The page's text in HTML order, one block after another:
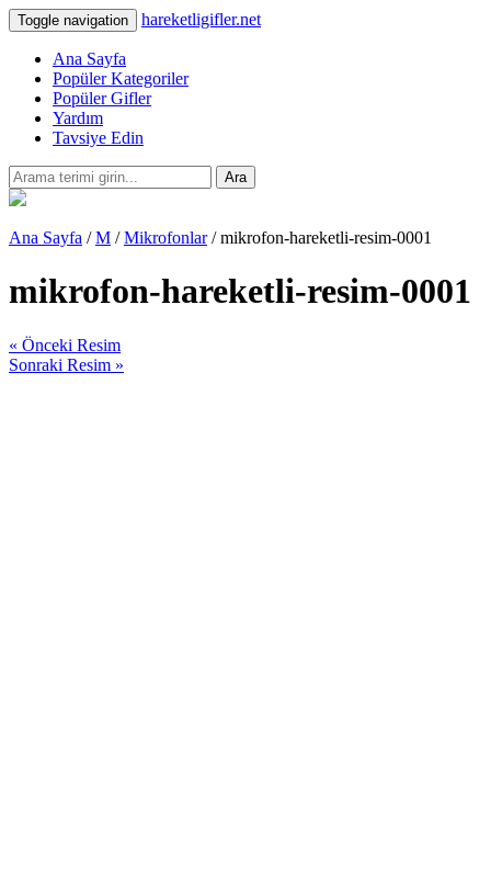
Toggle navigation hareketligifler.net
Ana Sayfa
Popüler Kategoriler
Popüler Gifler
Yardım
Tavsiye Edin
Ara
Ana Sayfa /M /Mikrofonlar/ mikrofon-hareketli-resim-0001
mikrofon-hareketli-resim-0001
« Önceki Resim
Sonraki Resim »